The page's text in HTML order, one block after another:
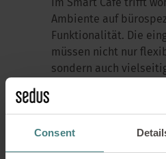
Consent
Im Smart Café trifft
Ambiente auf
Funktionalität. Die
müssen nicht nur
sondern auch
Gemütliche
Tischen erlauben
wie individuelles